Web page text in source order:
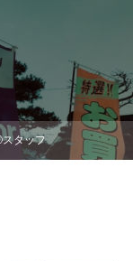
スタッフ